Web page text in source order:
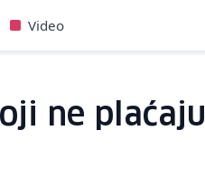
Video
ne plaćaju